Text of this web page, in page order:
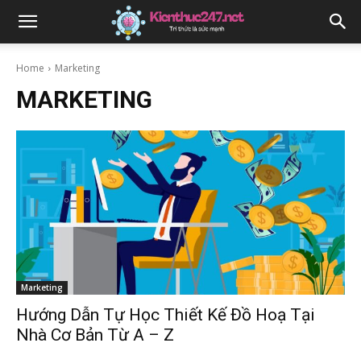
Home Marketing
MARKETING
Marketing
Hướng Dẫn Tự Học Thiết Kế Đồ Hoạ Tại
Nhà Cơ Bản Từ A – Z